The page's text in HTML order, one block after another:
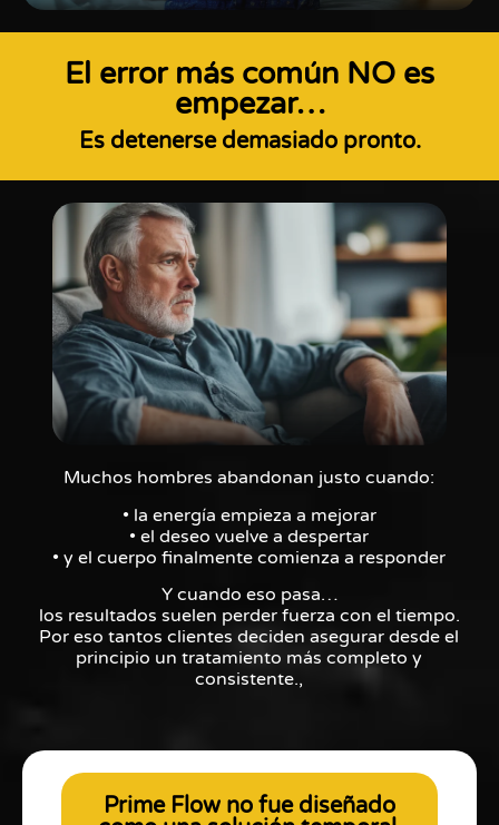
El error más común NO es
empezar…
Es detenerse demasiado pronto.
Muchos hombres abandonan justo cuando:
• la energía empieza a mejorar
• el deseo vuelve a despertar
• y el cuerpo finalmente comienza a responder
Y cuando eso pasa…
los resultados suelen perder fuerza con el tiempo.
Por eso tantos clientes deciden asegurar desde el
principio un tratamiento más completo y
consistente.,
Prime Flow no fue diseñado